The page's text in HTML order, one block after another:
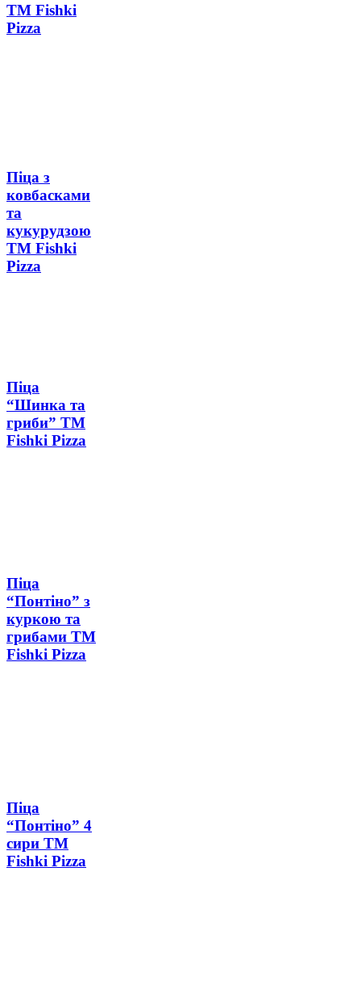
ТМ Fishki
Pizza
Піца з
ковбасками
та
кукурудзою
ТМ Fishki
Pizza
Піца
“Шинка та
гриби” ТМ
Fishki Pizza
Піца
“Понтіно” з
куркою та
грибами ТМ
Fishki Pizza
Піца
“Понтіно” 4
сири ТМ
Fishki Pizza